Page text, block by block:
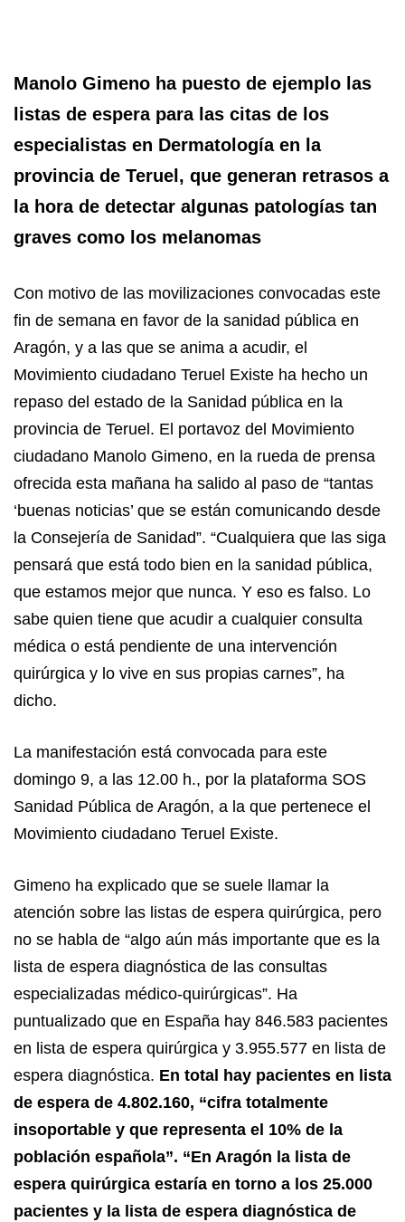
Manolo Gimeno ha puesto de ejemplo las
listas de espera para las citas de los
especialistas en Dermatología en la
provincia de Teruel, que generan retrasos a
la hora de detectar algunas patologías tan
graves como los melanomas
Con motivo de las movilizaciones convocadas este
fin de semana en favor de la sanidad pública en
Aragón, y a las que se anima a acudir, el
Movimiento ciudadano Teruel Existe ha hecho un
repaso del estado de la Sanidad pública en la
provincia de Teruel. El portavoz del Movimiento
ciudadano Manolo Gimeno, en la rueda de prensa
ofrecida esta mañana ha salido al paso de “tantas
‘buenas noticias’ que se están comunicando desde
la Consejería de Sanidad”. “Cualquiera que las siga
pensará que está todo bien en la sanidad pública,
que estamos mejor que nunca. Y eso es falso. Lo
sabe quien tiene que acudir a cualquier consulta
médica o está pendiente de una intervención
quirúrgica y lo vive en sus propias carnes”, ha
dicho.
La manifestación está convocada para este
domingo 9, a las 12.00 h., por la plataforma SOS
Sanidad Pública de Aragón, a la que pertenece el
Movimiento ciudadano Teruel Existe.
Gimeno ha explicado que se suele llamar la
atención sobre las listas de espera quirúrgica, pero
no se habla de “algo aún más importante que es la
lista de espera diagnóstica de las consultas
especializadas médico-quirúrgicas”. Ha
puntualizado que en España hay 846.583 pacientes
en lista de espera quirúrgica y 3.955.577 en lista de
espera diagnóstica. En total hay pacientes en lista
de espera de 4.802.160, “cifra totalmente
insoportable y que representa el 10% de la
población española”. “En Aragón la lista de
espera quirúrgica estaría en torno a los 25.000
pacientes y la lista de espera diagnóstica de